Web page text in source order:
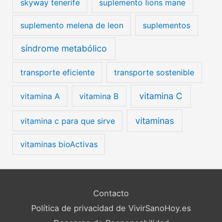
skyway tenerife suplemento lions mane
suplemento melena de leon suplementos
síndrome metabólico
transporte eficiente transporte sostenible
vitamina A vitamina B vitamina C
vitamina c para que sirve vitaminas
vitaminas bioActivas
Contacto
Política de privacidad de VivirSanoHoy.es